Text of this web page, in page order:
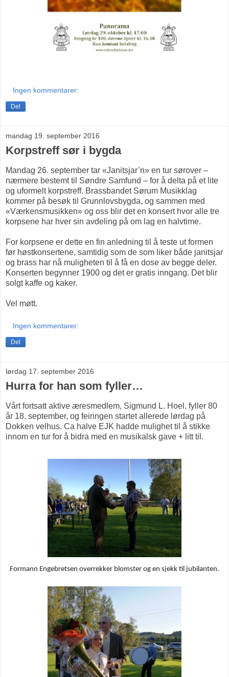
Ingen kommentarer:
Del
mandag 19. september 2016
Korpstreff sør i bygda
Mandag 26. september tar «Janitsjar’n» en tur sørover –
nærmere bestemt til Søndre Samfund – for å delta på et lite
og uformelt korpstreff. Brassbandet Sørum Musikklag
kommer på besøk til Grunnlovsbygda, og sammen med
«Værkensmusikken» og oss blir det en konsert hvor alle tre
korpsene har hver sin avdeling på om lag en halvtime.
For korpsene er dette en fin anledning til å teste ut formen
før høstkonsertene, samtidig som de som liker både janitsjar
og brass har nå muligheten til å få en dose av begge deler.
Konserten begynner 1900 og det er gratis inngang. Det blir
solgt kaffe og kaker.
Vel møtt.
Ingen kommentarer:
Del
lørdag 17. september 2016
Hurra for han som fyller…
Vårt fortsatt aktive æresmedlem, Sigmund L. Hoel, fyller 80
år 18. september, og feiringen startet allerede lørdag på
Dokken velhus. Ca halve EJK hadde mulighet til å stikke
innom en tur for å bidra med en musikalsk gave + litt til.
Formann Engebretsen overrekker blomster og en sjekk til jubilanten.